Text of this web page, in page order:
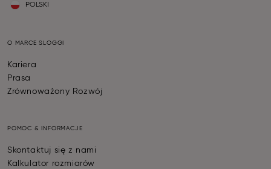
POLSKI
O MARCE SLOGGI
Kariera
Prasa
Zrównoważony Rozwój
POMOC & INFORMACJE
Skontaktuj się z nami
Kalkulator rozmiarów